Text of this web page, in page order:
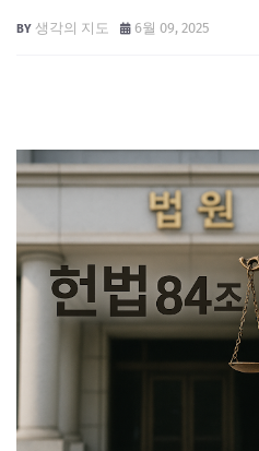
생각의 지도 6월 09, 2025